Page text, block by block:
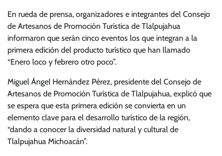
En rueda de prensa, organizadores e integrantes del Consejo
de Artesanos de Promoción Turística de Tlalpujahua
informaron que serán cinco eventos los que integran a la
primera edición del producto turístico que han llamado
“Enero loco y febrero otro poco”.
Miguel Ángel Hernández Pérez, presidente del Consejo de
Artesanos de Promoción Turística de Tlalpujahua, explicó que
se espera que esta primera edición se convierta en un
elemento clave para el desarrollo turístico de la región,
“dando a conocer la diversidad natural y cultural de
Tlalpujahua Michoacán”.